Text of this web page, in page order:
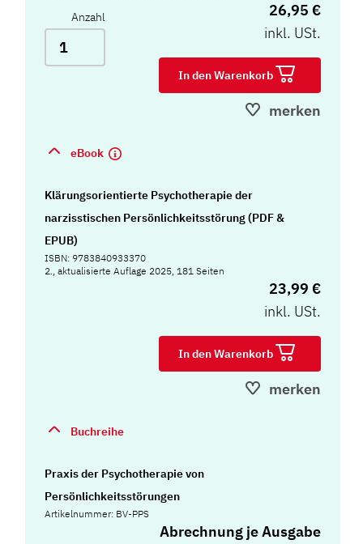
Anzahl
26,95 €
inkl. USt.
In den Warenkorb
merken
eBook
Klärungsorientierte Psychotherapie der
narzisstischen Persönlichkeitsstörung (PDF &
EPUB)
ISBN: 9783840933370
2., aktualisierte Auflage 2025, 181 Seiten
23,99 €
inkl. USt.
In den Warenkorb
merken
Buchreihe
Praxis der Psychotherapie von
Persönlichkeitsstörungen
Artikelnummer: BV-PPS
Abrechnung je Ausgabe